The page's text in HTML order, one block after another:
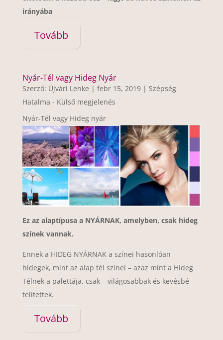
irányába
Tovább
Nyár-Tél vagy Hideg Nyár
Szerző: Újvári Lenke | febr 15, 2019| Szépség
Hatalma - Külső megjelenés
Nyár-Tél vagy Hideg nyár
Ez az alaptípusa a NYÁRNAK, amelyben, csak hideg
színek vannak.
Ennek a HIDEG NYÁRNAK a színei hasonlóan
hidegek, mint az alap tél színei – azaz mint a Hideg
Télnek a palettája, csak – világosabbak és kevésbé
telítettek.
Tovább